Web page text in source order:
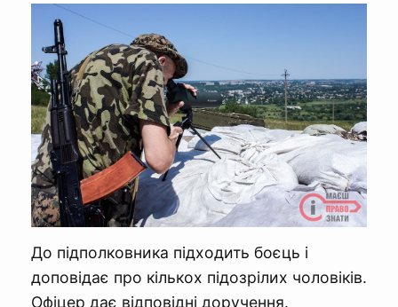
До підполковника підходить боєць і
доповідає про кількох підозрілих чоловіків.
Офіцер дає відповідні доручення.